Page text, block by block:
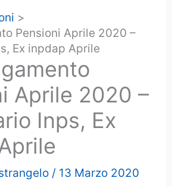
Pensioni Aprile 2020 –
Ex inpdap Aprile
Aprile 2020 –
Inps, Ex
/ 13 Marzo 2020